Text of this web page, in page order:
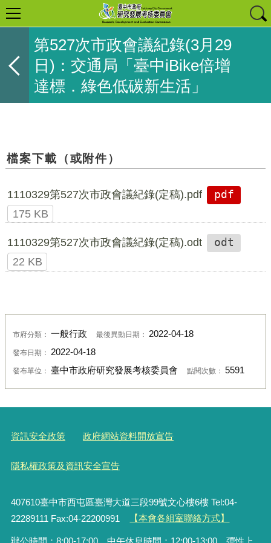
第527次市政會議紀錄(3月29
日)：交通局「臺中iBike倍增
達標．綠色低碳新生活」
檔案下載（或附件）
1110329第527次市政會議紀錄(定稿).pdf
pdf
175 KB
1110329第527次市政會議紀錄(定稿).odt
odt
22 KB
市府分類： 一般行政 最後異動日期： 2022-04-18
發布日期： 2022-04-18
發布單位： 臺中市政府研究發展考核委員會 點閱次數： 5591
資訊安全政策 政府網站資料開放宣告
隱私權政策及資訊安全宣告
407610臺中市西屯區臺灣大道三段99號文心樓6樓 Tel:04-
22289111 Fax:04-22200991
【本會各組室聯絡方式】
辦公時間：8:00-17:00，中午休息時間：12:00-13:00，彈性上